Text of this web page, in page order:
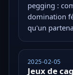
pegging :
domination
qu'un
2025-02-05
Jeux de